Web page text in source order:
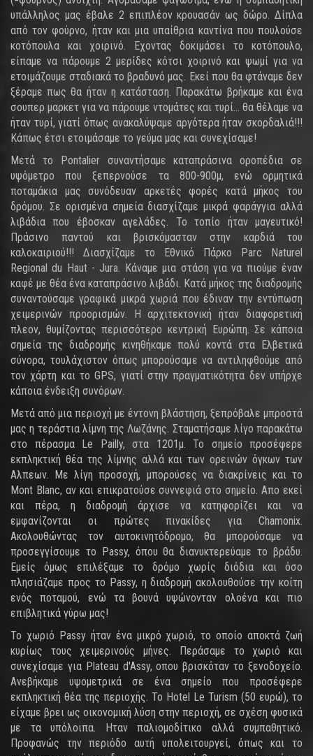
υπάλληλος μας έβαλε 2 επιπλέον κρουασάν ως δώρο. Δίπλα
από τον φούρνο, ήταν και μια υπαίθρια καντίνα που πουλούσε
κοτόπουλα και χοιρινό. Εχοντας δοκιμάσει το κοτόπουλο,
είπαμε να πάρουμε 2 μερίδες κότσι χοιρινό και ψωμί για να
ετοιμάζουμε σταδιακά το βραδυνό μας. Εκεί που θα φτάναμε δεν
ξέραμε πως θα ήταν η κατάσταση. Παρακάτω βρήκαμε και ένα
σουπερ μαρκετ για να πάρουμε ντομάτες και τυρί... θα θέλαμε να
ήταν τυρί, γιατί όπως ανακαλύψαμε αργότερα ήταν σκορδαλιά!!!
Κάπως έτσι ετοιμάσαμε το γεύμα μας και συνεχίσαμε!
Μετά το Pontalier συναντήσαμε καταπράσινα οροπέδια σε
υψόμετρο που ξεπερνούσε τα 800-900μ, ενώ ορμητικά
ποταμάκια μας συνόδευαν αρκετές φορές κατά μήκος του
δρόμου. Σε ορισμένα σημεία διασχίζαμε μικρά φαράγγια αλλά
λιβάδια που έβοσκαν αγελάδες. Το τοπίο ήταν μαγευτικό!
Πράσινο παντού και βρισκόμασταν στην καρδιά του
καλοκαιριού!!! Διασχίζαμε το Εθνικό Πάρκο Parc Naturel
Regional du Haut - Jura. Κάναμε μια στάση για να πιούμε έναν
καφέ με θέα ένα καταπράσινο λιβάδι. Κατά μήκος της διαδρομής
συναντούσαμε γραφικά μικρά χωριά που έδιναν την εντύπωση
χειμερινών προορισμών. Η αρχιτεκτονική ήταν διαφορετική
πλεον, θυμίζοντας περισσότερο κεντρική Ευρώπη. Σε κάποια
σημεία της διαδρομής κινηθήκαμε πολύ κοντά στα Ελβετικά
σύνορα, τουλάχιστον όπως μπορούσαμε να αντιληφθούμε από
τον χάρτη και το GPS, γιατί στην πραγματικότητα δεν υπήρχε
κάποια ένδειξη συνόρων.
Μετά από μια περιοχή με έντονη βλάστηση, ξεπρόβαλε μπροστά
μας η τεράστια λίμνη της Λωζάνης. Σταματήσαμε λίγο παρακάτω
στο πέρασμα Le Pailly, στα 1201μ. Το σημείο προσέφερε
εκπληκτική θέα της λίμνης αλλά και των ορεινών όγκων των
Αλπεων. Με λίγη προσοχή, μπορούσες να διακρίνεις και το
Mont Blanc, αν και επικρατούσε συννεφιά στο σημείο. Απο εκεί
και πέρα, η διαδρομή άρχισε να κατηφορίζει και να
εμφανίζονται οι πρώτες πινακίδες για Chamonix.
Ακολουθώντας τον αυτοκινητόδρομο, θα μπορούσαμε να
προσεγγίσουμε το Passy, όπου θα διανυκτερεύαμε το βράδυ.
Εμείς όμως επιλέξαμε το δρόμο χωρίς διόδια και όσο
πλησιάζαμε προς το Passy, η διαδρομή ακολουθούσε την κοίτη
ενός ποταμού, ενώ τα βουνά υψώνονταν ολοένα και πιο
επιβλητικά γύρω μας!
Το χωριό Passy ήταν ένα μικρό χωριό, το οποίο αποκτά ζωή
κυρίως τους χειμερινούς μήνες. Περάσαμε το χωριό και
συνεχίσαμε για Plateau d'Assy, οπου βρισκόταν το ξενοδοχείο.
Ανεβήκαμε υψομετρικά σε ένα σημείο που προσέφερε
εκπληκτική θέα της περιοχής. To Hotel Le Turism (50 ευρώ), το
είχαμε βρει ως οικονομική λύση στην περιοχή, σε σχέση φυσικά
με τα υπόλοιπα. Ηταν παλιομοδίτικο αλλά συμπαθητικό.
Προφανώς την περιόδο αυτή υπολειτουργεί, όπως και το